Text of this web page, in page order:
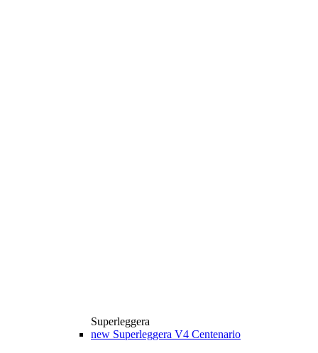
Superleggera
new Superleggera V4 Centenario